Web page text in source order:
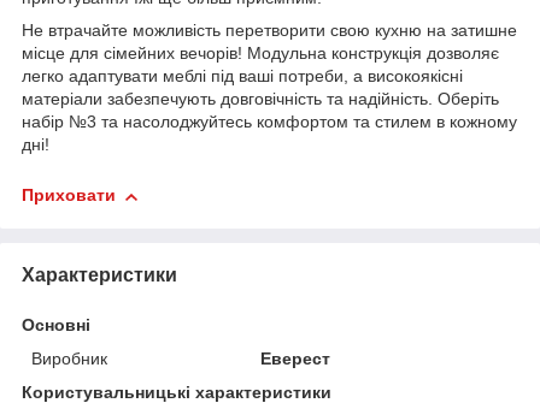
Не втрачайте можливість перетворити свою кухню на затишне
місце для сімейних вечорів! Модульна конструкція дозволяє
легко адаптувати меблі під ваші потреби, а високоякісні
матеріали забезпечують довговічність та надійність. Оберіть
набір №3 та насолоджуйтесь комфортом та стилем в кожному
дні!
Приховати
Характеристики
Основні
Виробник
Еверест
Користувальницькі характеристики